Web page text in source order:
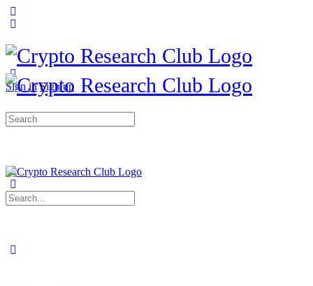
Sign in Sign up
Search
for:
Search
for: